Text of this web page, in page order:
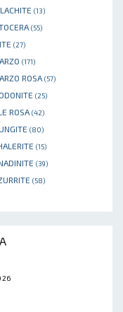
(13)
(55)
(27)
(171)
ROSA (57)
(25)
ROSA (42)
(80)
(15)
(39)
(58)